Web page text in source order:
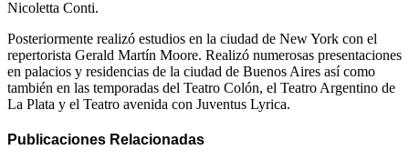
Nicoletta Conti.
Posteriormente realizó estudios en la ciudad de New York con el
repertorista Gerald Martín Moore. Realizó numerosas presentaciones
en palacios y residencias de la ciudad de Buenos Aires así como
también en las temporadas del Teatro Colón, el Teatro Argentino de
La Plata y el Teatro avenida con Juventus Lyrica.
Publicaciones Relacionadas